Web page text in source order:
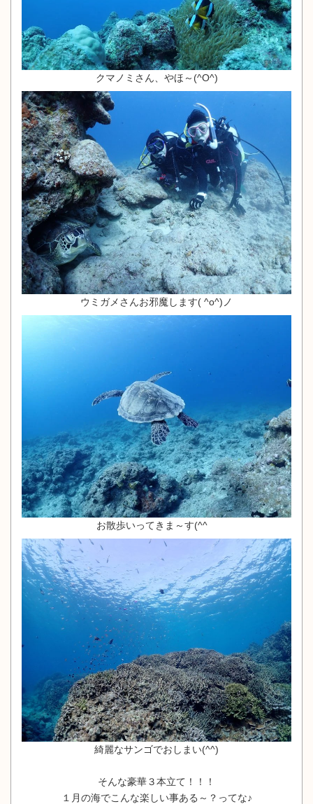
クマノミさん、やほ～(^O^)
ウミガメさんお邪魔します( ^o^)ノ
お散歩いってきま～す(^^ゞ
綺麗なサンゴでおしまい(^^)
そんな豪華３本立て！！！
１月の海でこんな楽しい事ある～？ってな♪